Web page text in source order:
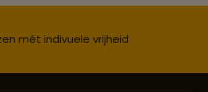
mét indivuele vrijheid